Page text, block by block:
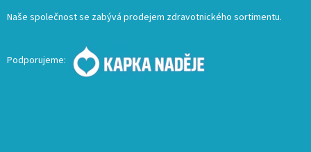
Naše společnost se zabývá prodejem zdravotnického sortimentu.
Podporujeme: